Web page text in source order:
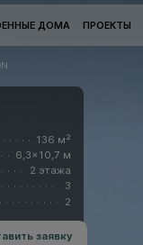
ДОМА ПРОЕКТЫ
136 м²
6,3x10,7 м
2 этажа
3
2
заявку